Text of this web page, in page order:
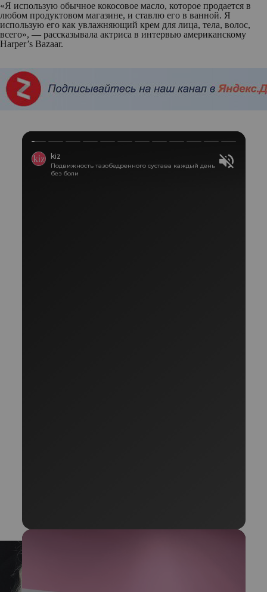
«Я использую обычное кокосовое масло, которое продается в
любом продуктовом магазине, и ставлю его в ванной. Я
использую его как увлажняющий крем для лица, тела, волос,
всего», — рассказывала актриса в интервью американскому
Harper’s Bazaar.